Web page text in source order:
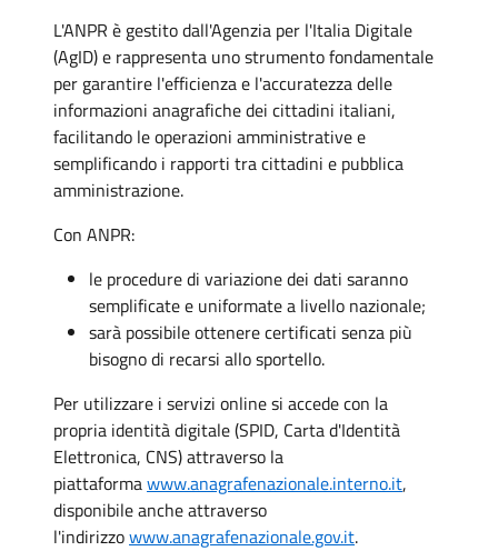
L'ANPR è gestito dall'Agenzia per l'Italia Digitale
(AgID) e rappresenta uno strumento fondamentale
per garantire l'efficienza e l'accuratezza delle
informazioni anagrafiche dei cittadini italiani,
facilitando le operazioni amministrative e
semplificando i rapporti tra cittadini e pubblica
amministrazione.
Con ANPR:
le procedure di variazione dei dati saranno
semplificate e uniformate a livello nazionale;
sarà possibile ottenere certificati senza più
bisogno di recarsi allo sportello.
Per utilizzare i servizi online si accede con la
propria identità digitale (SPID, Carta d'Identità
Elettronica, CNS) attraverso la
piattaformawww.anagrafenazionale.interno.it,
disponibile anche attraverso
l'indirizzowww.anagrafenazionale.gov.it.